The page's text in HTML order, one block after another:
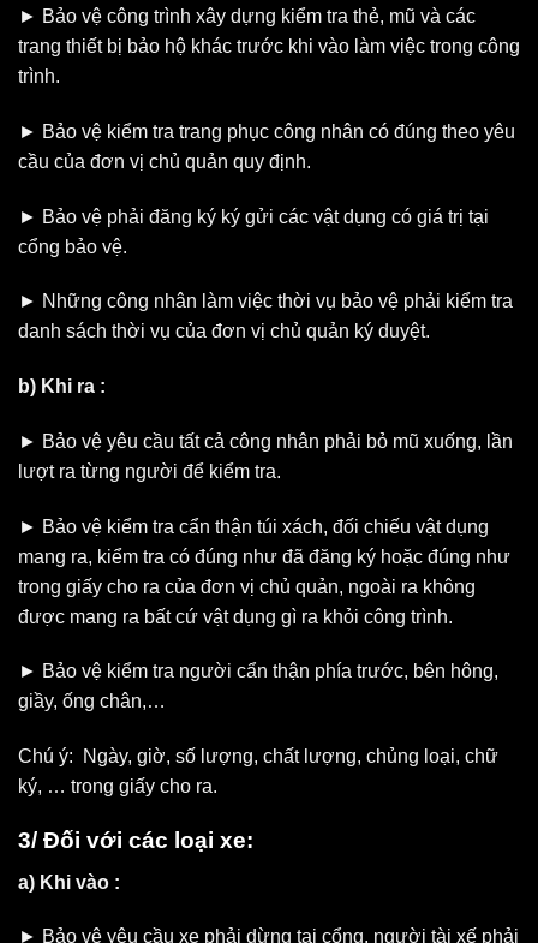
► Bảo vệ công trình xây dựng kiểm tra thẻ, mũ và các
trang thiết bị bảo hộ khác trước khi vào làm việc trong công
trình.
► Bảo vệ kiểm tra trang phục công nhân có đúng theo yêu
cầu của đơn vị chủ quản quy định.
► Bảo vệ phải đăng ký ký gửi các vật dụng có giá trị tại
cổng bảo vệ.
► Những công nhân làm việc thời vụ bảo vệ phải kiểm tra
danh sách thời vụ của đơn vị chủ quản ký duyệt.
b) Khi ra :
► Bảo vệ yêu cầu tất cả công nhân phải bỏ mũ xuống, lần
lượt ra từng người để kiểm tra.
► Bảo vệ kiểm tra cẩn thận túi xách, đối chiếu vật dụng
mang ra, kiểm tra có đúng như đã đăng ký hoặc đúng như
trong giấy cho ra của đơn vị chủ quản, ngoài ra không
được mang ra bất cứ vật dụng gì ra khỏi công trình.
► Bảo vệ kiểm tra người cẩn thận phía trước, bên hông,
giầy, ống chân,…
Chú ý: Ngày, giờ, số lượng, chất lượng, chủng loại, chữ
ký, … trong giấy cho ra.
3/ Đối với các loại xe:
a) Khi vào :
► Bảo vệ yêu cầu xe phải dừng tại cổng, người tài xế phải